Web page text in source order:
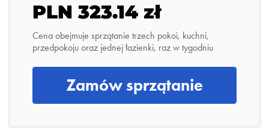
PLN 323.14 zł
Cena obejmuje sprzątanie trzech pokoi, kuchni,
przedpokoju oraz jednej łazienki, raz w tygodniu
Zamów sprzątanie